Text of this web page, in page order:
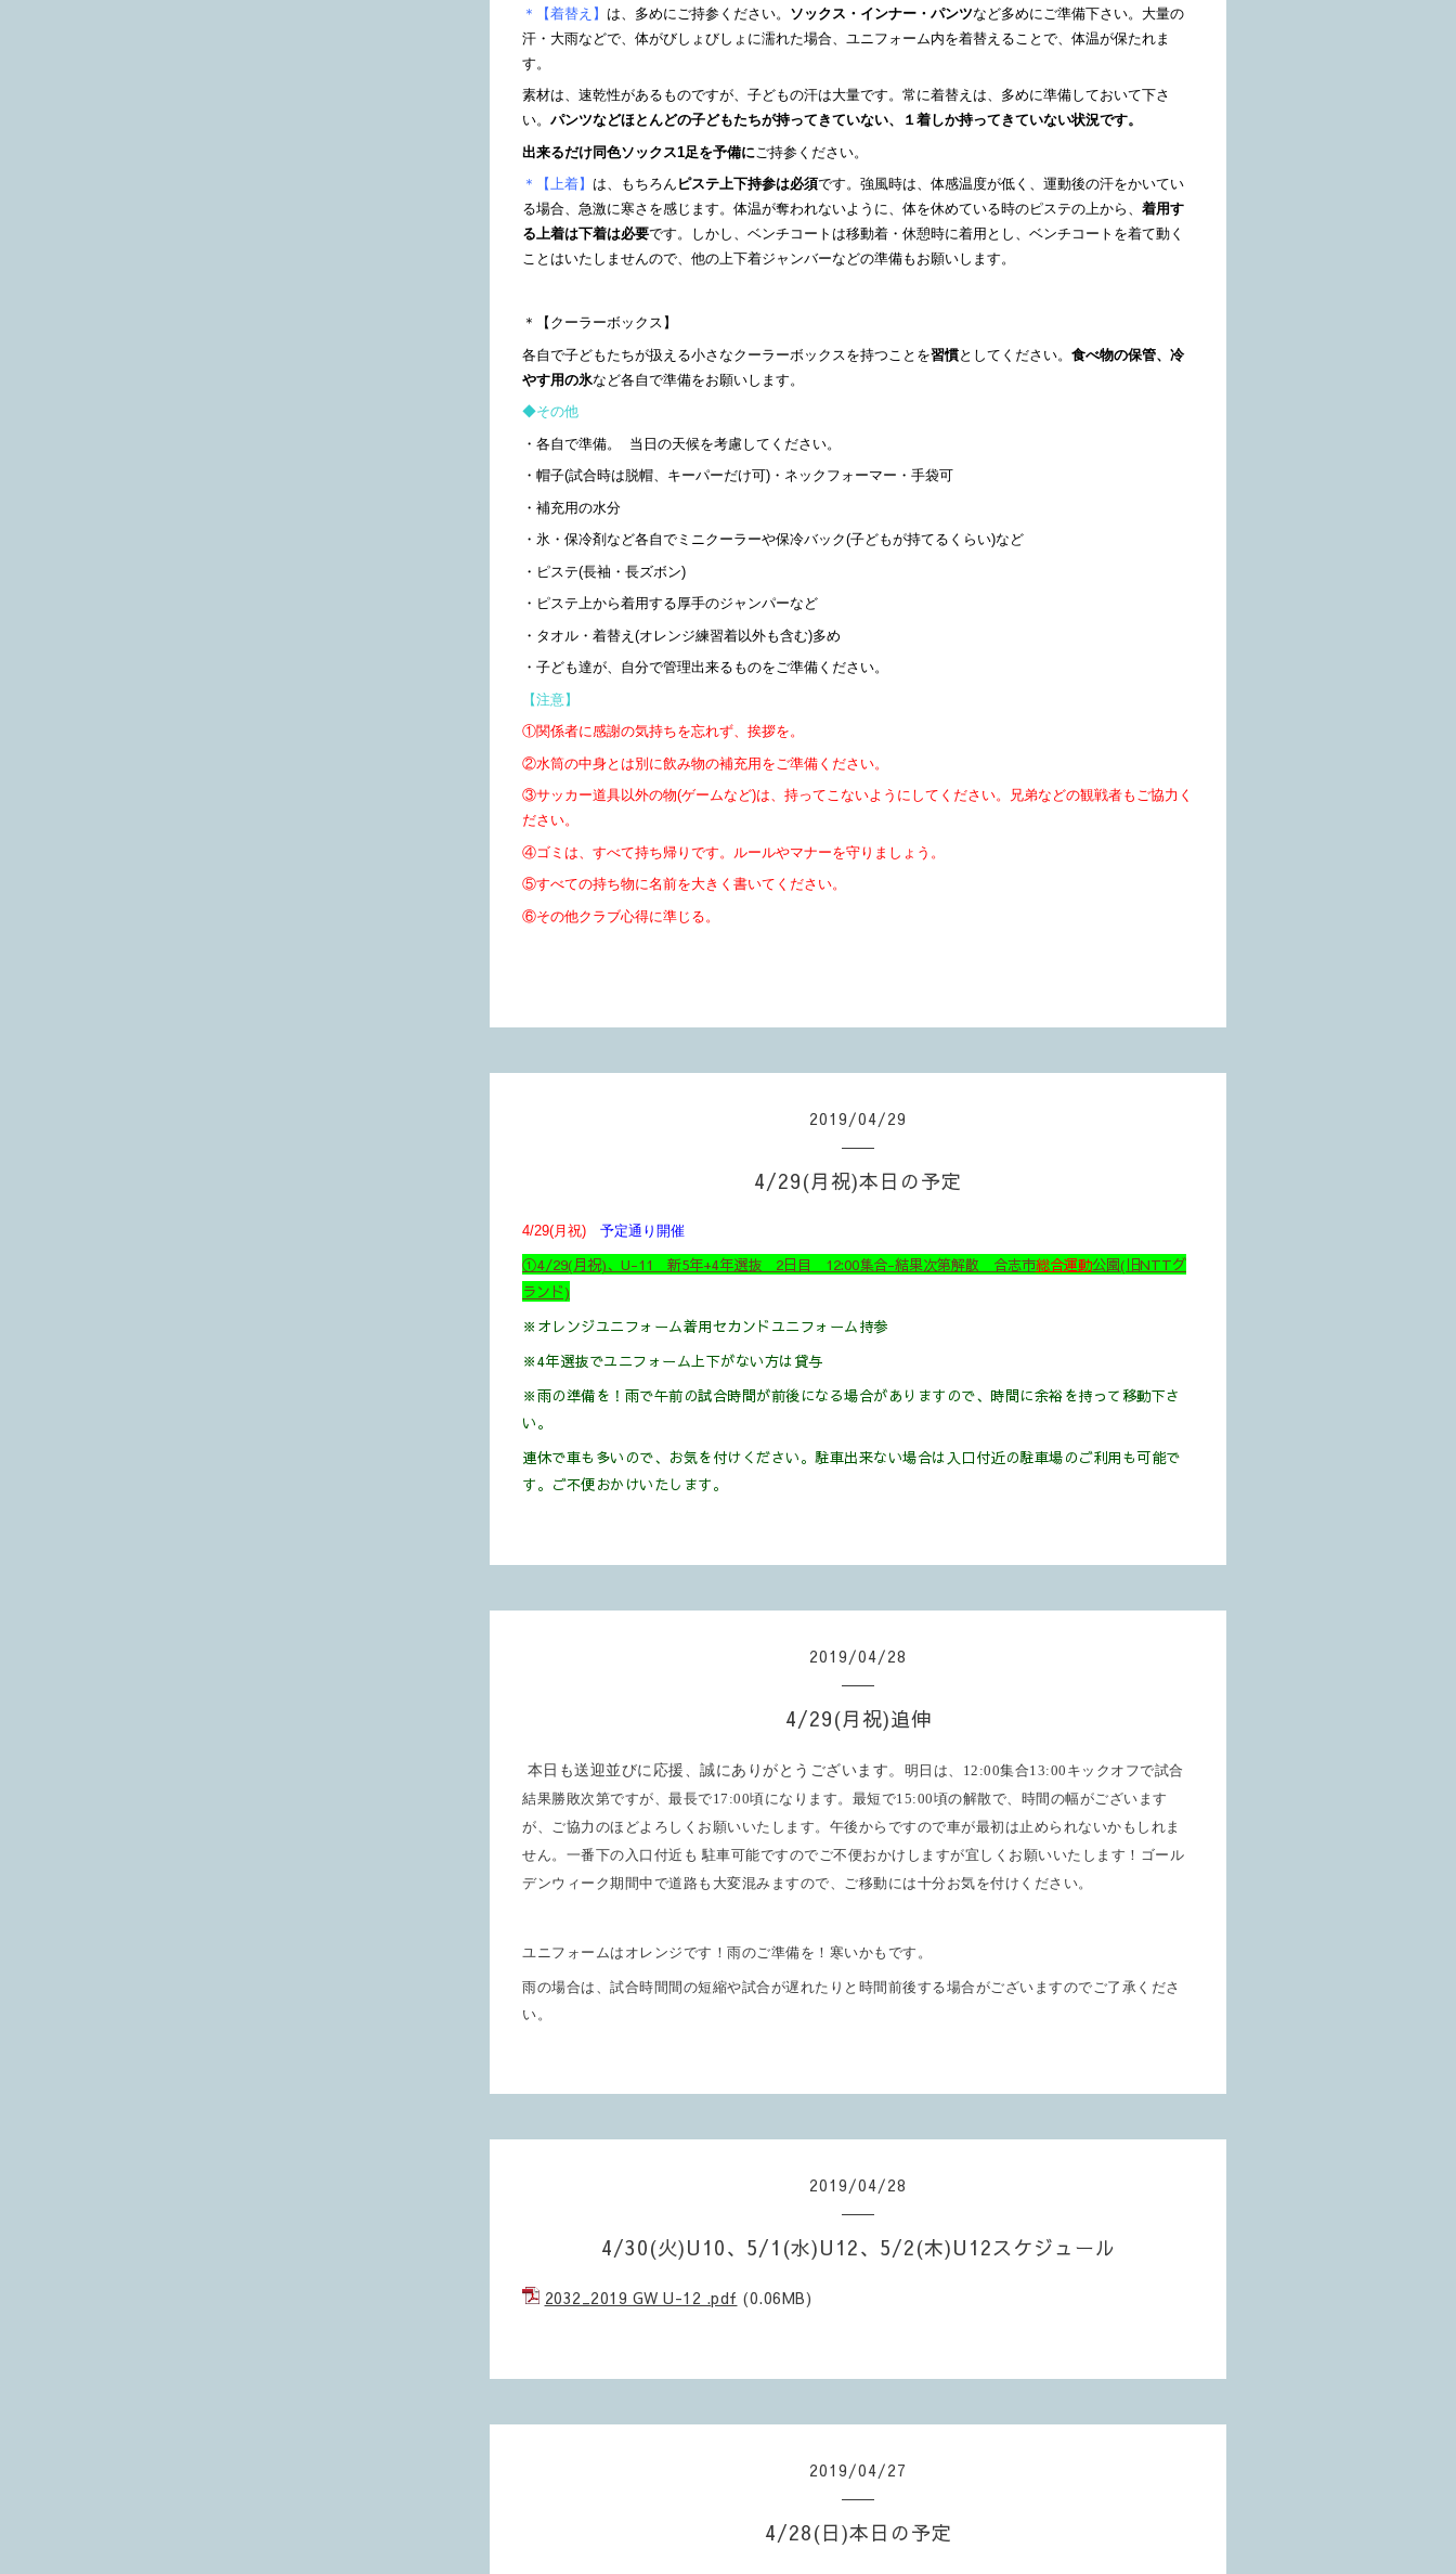
＊【着替え】 は、多めにご持参ください。 ソックス・インナー・パンツなど多めにご準備下さい。大量の
汗・大雨などで、体がびしょびしょに濡れた場合、ユニフォーム内を着替えることで、体温が保たれま
す。
素材は、速乾性があるものですが、子どもの汗は大量です。常に着替えは、多めに準備しておいて下さ
い。 パンツなどほとんどの子どもたちが持ってきていない、１着しか持ってきていない状況です。
出来るだけ同色ソックス1足を予備に ご持参ください。
＊【上着】 は、もちろん ピステ上下持参は必須です。強風時は、体感温度が低く、運動後の汗をかいてい
る場合、急激に寒さを感じます。体温が奪われないように、体を休めている時のピステの上から、 着用す
る上着は下着は必要です。しかし、ベンチコートは移動着・休憩時に着用とし、ベンチコートを着て動く
ことはいたしませんので、他の上下着ジャンバーなどの準備もお願いします。
＊【クーラーボックス】
各自で子どもたちが扱える小さなクーラーボックスを持つことを習慣としてください。 食べ物の保管、冷
やす用の氷など各自で準備をお願いします。
◆その他
・各自で準備。 当日の天候を考慮してください。
・帽子(試合時は脱帽、キーパーだけ可)・ネックフォーマー・手袋可
・補充用の水分
・氷・保冷剤など各自でミニクーラーや保冷バック(子どもが持てるくらい)など
・ピステ(長袖・長ズボン)
・ピステ上から着用する厚手のジャンパーなど
・タオル・着替え(オレンジ練習着以外も含む)多め
・子ども達が、自分で管理出来るものをご準備ください。
【注意】
①関係者に感謝の気持ちを忘れず、挨拶を。
②水筒の中身とは別に飲み物の補充用をご準備ください。
③サッカー道具以外の物(ゲームなど)は、持ってこないようにしてください。兄弟などの観戦者もご協力く
ださい。
④ゴミは、すべて持ち帰りです。ルールやマナーを守りましょう。
⑤すべての持ち物に名前を大きく書いてください。
⑥その他クラブ心得に準じる。
2019/04/29
4/29(月祝)本日の予定
4/29(月祝) 予定通り開催
①4/29(月祝)、U-11 新5年+4年選抜2日目 12:00集合-結果次第解散 合志市総合運動公園(旧NTTグ
ランド)
※ オレンジユニフォーム着用セカンドユニフォーム持参
※4年選抜でユニフォーム上下がない方は貸与
※雨の準備を！雨で午前の試合時間が前後になる場合がありますので、時間に余裕を持って移動下さ
い。
連休で車も多いので、お気を付けください。駐車出来ない場合は入口付近の駐車場のご利用も可能で
す。ご不便おかけいたします。
2019/04/28
4/29(月祝)追伸
本日も送迎並びに応援、誠にありがとうございます。 明日は、 12:00集合13:00 キックオフで試合
結果勝敗次第ですが、最長で17:00頃になります。最短で15:00頃の解散で、時間の幅がございます
が、ご協力のほどよろしくお願いいたします。午後からですので車が最初は止められないかもしれま
せん。 一番下の入口付近も 駐車可能ですのでご不便おかけしますが宜しくお願いいたします！ゴール
デンウィーク期間中で道路も 大変混みますので、ご移動には十分お気を付けください。
ユニフォームはオレンジです！雨のご準備を！寒いかもです。
雨の場合は、試合時間間の短縮や試合が遅れたりと時間前後する場合がございますのでご了承くださ
い。
2019/04/28
4/30(火)U10、5/1(水)U12、5/2(木)U12スケジュール
2032_2019 GW U-12 .pdf (0.06MB)
2019/04/27
4/28(日)本日の予定